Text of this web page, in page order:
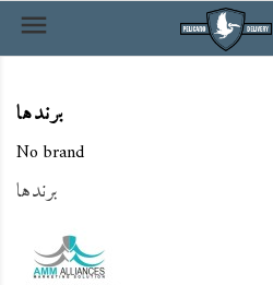

برندها
No brand
برندها